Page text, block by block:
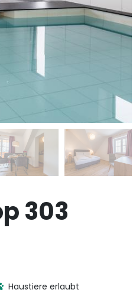
303
Haustiere erlaubt